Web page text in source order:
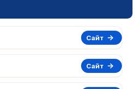
Сайт
Сайт